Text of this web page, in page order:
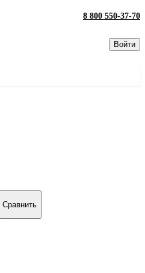
8 800 550-37-70
Войти
Сравнить